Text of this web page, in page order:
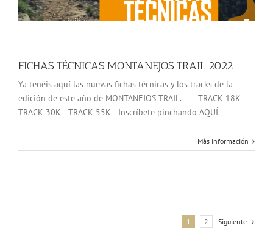
FICHAS TÉCNICAS MONTANEJOS TRAIL 2022
Ya tenéis aquí las nuevas fichas técnicas y los tracks de la
edición de este año de MONTANEJOS TRAIL. TRACK 18K
TRACK 30K TRACK 55K Inscríbete pinchando AQUÍ
Más información
1 2 Siguiente